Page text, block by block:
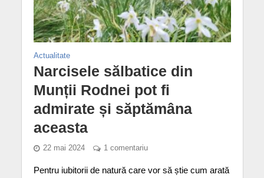
Actualitate
Narcisele sălbatice din
Munții Rodnei pot fi
admirate și săptămâna
aceasta
22 mai 2024 1 comentariu
Pentru iubitorii de natură care vor să știe cum arată